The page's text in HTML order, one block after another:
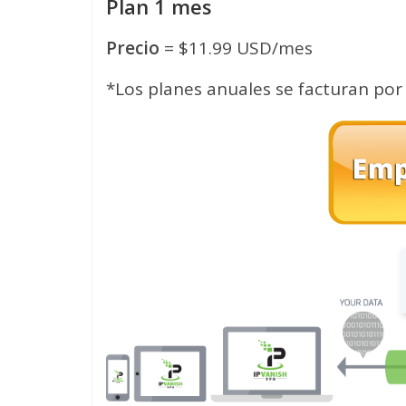
Plan 1 mes
Precio = $11.99 USD/mes
*Los planes anuales se facturan